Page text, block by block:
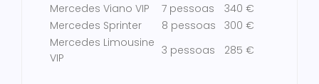
Mercedes Viano VIP
7 pessoas
340 €
Mercedes Sprinter
8 pessoas
300 €
Mercedes Limousine
VIP
3 pessoas 285 €